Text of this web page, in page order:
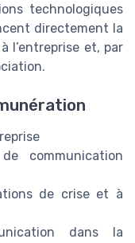
technologiques
directement la
l’entreprise et, par
communication
de crise et à
dans la